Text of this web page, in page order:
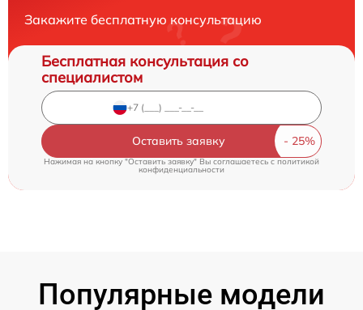
Закажите бесплатную консультацию
Бесплатная консультация со
специалистом
Оставить заявку
Нажимая на кнопку "Оставить заявку" Вы соглашаетесь cполитикой
конфиденциальности
Популярные модели